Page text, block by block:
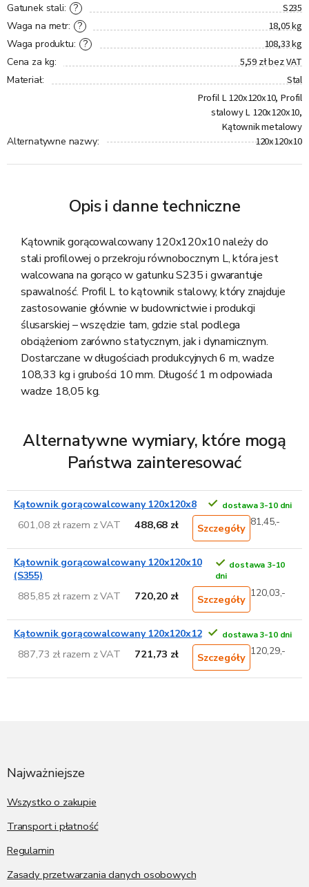
?
Gatunek stali: S235
?
Waga na metr: 18,05 kg
?
Waga produktu: 108,33 kg
Cena za kg: 5,59 zł bez VAT
Materiał: Stal
Alternatywne nazwy:
Profil L 120x120x10, Profil
stalowy L 120x120x10,
Kątownik metalowy
120x120x10
Opis i danne techniczne
Kątownik gorącowalcowany 120x120x10 należy do
stali profilowej o przekroju równobocznym L, która jest
walcowana na gorąco w gatunku S235 i gwarantuje
spawalność. Profil L to kątownik stalowy, który znajduje
zastosowanie głównie w budownictwie i produkcji
ślusarskiej – wszędzie tam, gdzie stal podlega
obciążeniom zarówno statycznym, jak i dynamicznym.
Dostarczane w długościach produkcyjnych 6 m, wadze
108,33 kg i grubości 10 mm. Długość 1 m odpowiada
wadze 18,05 kg.
Alternatywne wymiary, które mogą
Państwa zainteresować
Kątownik gorącowalcowany 120x120x8 dostawa 3-10 dni
601,08 zł razem z VAT 488,68 zł Szczegóły 81,45,-
Kątownik gorącowalcowany 120x120x10
(S355)
dostawa 3-10
dni
885,85 zł razem z VAT 720,20 zł Szczegóły 120,03,-
Kątownik gorącowalcowany 120x120x12 dostawa 3-10 dni
887,73 zł razem z VAT 721,73 zł Szczegóły 120,29,-
Najważniejsze
Wszystko o zakupie
Transport i płatność
Regulamin
Zasady przetwarzania danych osobowych